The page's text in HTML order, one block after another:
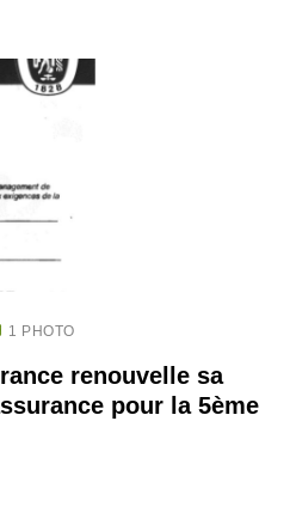
1 PHOTO
renouvelle sa
pour la 5ème